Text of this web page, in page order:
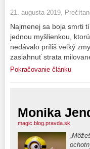
21. augusta 2019,
Najmenej sa boja smrti
jednou myšlienkou,
nedávalo príliš veľký
zasiahnuť strata
Pokračovanie článku
Monika
magic.blog.pravda.sk